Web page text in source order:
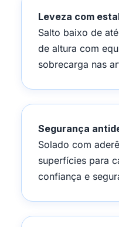
Leveza com
Salto baixo de
de altura com
sobrecarga nas
Segurança
Solado com
superfícies para
confiança e